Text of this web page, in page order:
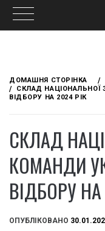
content
ДОМАШНЯ СТОРІНКА
СКЛАД НАЦІОНАЛЬНОЇ
ВІДБОРУ НА 2024 РІК
СКЛАД
КОМАНДИ
ВІДБОРУ НА
ОПУБЛІКОВАНО